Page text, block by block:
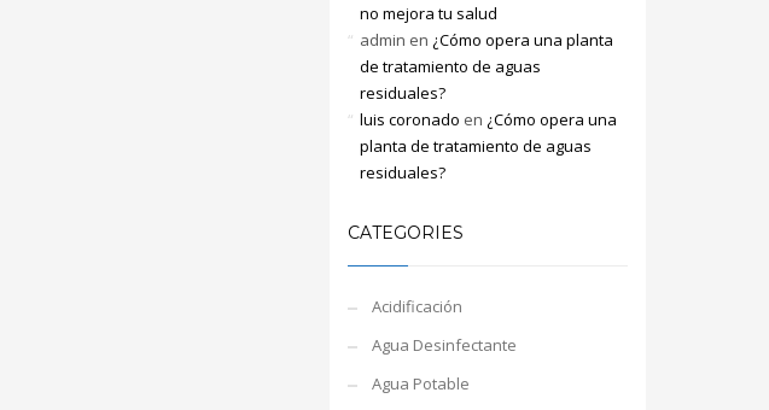
no mejora tu salud
admin en ¿Cómo opera una planta
de tratamiento de aguas
residuales?
luis coronado en ¿Cómo opera una
planta de tratamiento de aguas
residuales?
CATEGORIES
Acidificación
Agua Desinfectante
Agua Potable